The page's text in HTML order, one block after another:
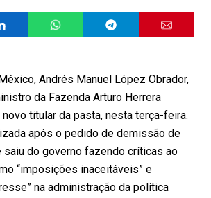
Andrés Manuel López Obrador,
da Fazenda Arturo Herrera
titular da pasta, nesta terça-feira.
após o pedido de demissão de
saiu do governo fazendo críticas ao
“imposições inaceitáveis” e
na administração da política